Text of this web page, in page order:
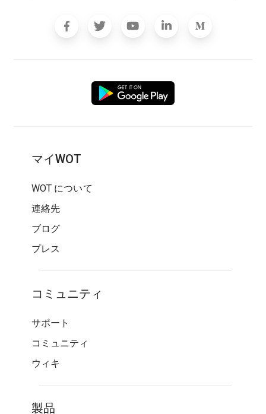
マイWOT
WOT について
連絡先
ブログ
プレス
コミュニティ
サポート
コミュニティ
ウィキ
製品